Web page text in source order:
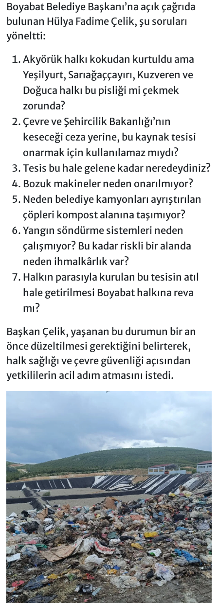
Boyabat Belediye Başkanı’na açık çağrıda
bulunan Hülya Fadime Çelik, şu soruları
yöneltti:
Akyörük halkı kokudan kurtuldu ama
Yeşilyurt, Sarıağaççayırı, Kuzveren ve
Doğuca halkı bu pisliği mi çekmek
zorunda?
Çevre ve Şehircilik Bakanlığı’nın
keseceği ceza yerine, bu kaynak tesisi
onarmak için kullanılamaz mıydı?
Tesis bu hale gelene kadar neredeydiniz?
Bozuk makineler neden onarılmıyor?
Neden belediye kamyonları ayrıştırılan
çöpleri kompost alanına taşımıyor?
Yangın söndürme sistemleri neden
çalışmıyor? Bu kadar riskli bir alanda
neden ihmalkârlık var?
Halkın parasıyla kurulan bu tesisin atıl
hale getirilmesi Boyabat halkına reva
mı?
Başkan Çelik, yaşanan bu durumun bir an
önce düzeltilmesi gerektiğini belirterek,
halk sağlığı ve çevre güvenliği açısından
yetkililerin acil adım atmasını istedi.